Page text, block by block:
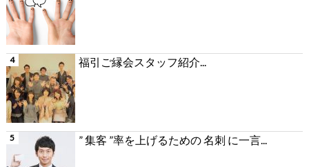
福引ご縁会スタッフ紹介...
” 集客 ”率を上げるための 名刺 に一言...